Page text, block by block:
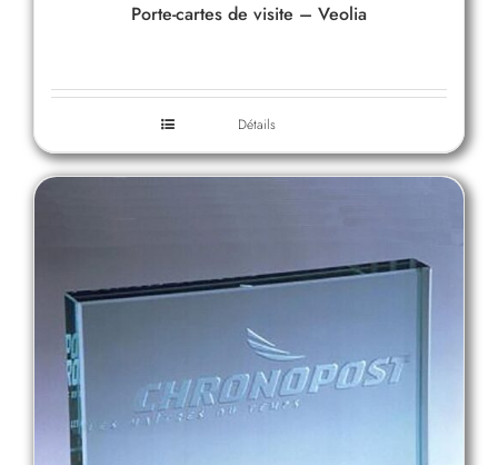
Porte-cartes de visite – Veolia
Détails